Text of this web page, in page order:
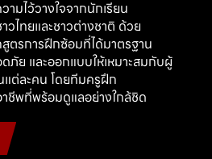
ามไว้วางใจจากนักเรียน
วไทยและชาวต่างชาติ ด้วย
ตรการฝึกซ้อมที่ได้มาตรฐาน
ภัย และออกแบบให้เหมาะสมกับผู้
แต่ละคน โดยทีมครูฝึก
ชีพที่พร้อมดูแลอย่างใกล้ชิด